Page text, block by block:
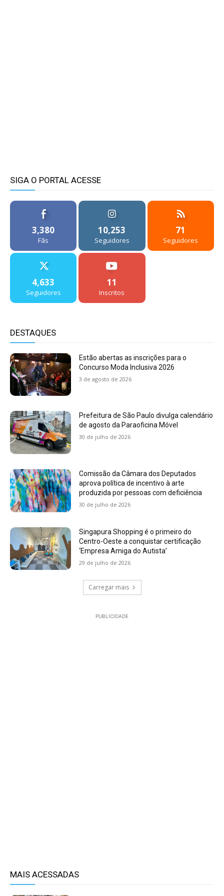
SIGA O PORTAL ACESSE
3,380
Fãs
10,253
Seguidores
71
Seguidores
4,633
Seguidores
11
Inscritos
DESTAQUES
Estão abertas as inscrições para o
Concurso Moda Inclusiva 2026
3 de agosto de 2026
Prefeitura de São Paulo divulga calendário
de agosto da Paraoficina Móvel
30 de julho de 2026
Comissão da Câmara dos Deputados
aprova política de incentivo à arte
produzida por pessoas com deficiência
30 de julho de 2026
Singapura Shopping é o primeiro do
Centro-Oeste a conquistar certificação
‘Empresa Amiga do Autista’
29 de julho de 2026
Carregar mais
PUBLICIDADE
MAIS ACESSADAS